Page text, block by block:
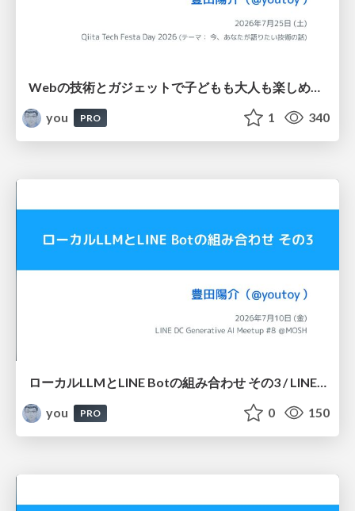
you
PRO 1 340
ローカルLLMとLINE Botの組み合わせ その3 / LINE DC Generative AI Meetup #8
you
PRO 0 150